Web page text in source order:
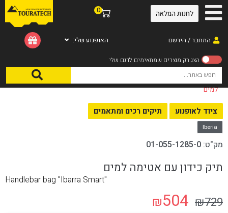
התחבר / הירשם
0
האופנוע שלי:
לחנות המלאה
עמוד הבית/
/ תיק כידון עם אטימה
למים
ציוד לאופנוע תיקים רכים ומתאמים
Iberia
מק"ט: 01-055-1285-0
תיק כידון עם אטימה למים
Handlebar bag "Ibarra Smart"
₪729
₪504